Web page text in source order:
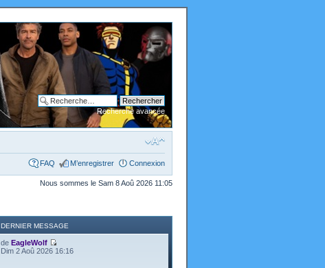
Recherche avancée
FAQ M’enregistrer Connexion
Nous sommes le Sam 8 Aoû 2026 11:05
DERNIER MESSAGE
deEagleWolf
Dim 2 Aoû 2026 16:16